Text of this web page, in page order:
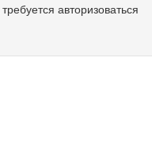
авторизоваться